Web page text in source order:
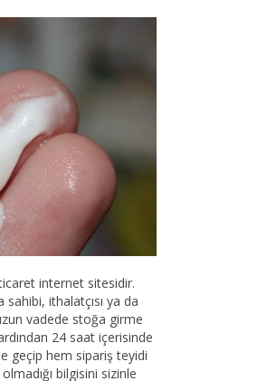
internet sitesidir.
ithalatçısı ya da
vadede stoğa girme
24 saat içerisinde
geçip hem sipariş teyidi
bilgisini sizinle